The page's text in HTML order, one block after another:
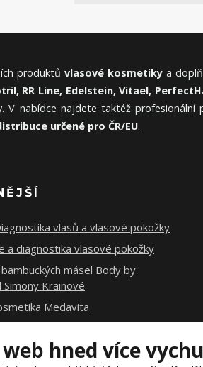
produktů vlasové kosmetikya
RR Line, Edelstein, Vitael,
V nabídce najdete taktéž
určené pro ČR/EU.
vlasů a vlasové pokožky
a diagnostika vlasové pokožky
másel Body by
Simony Krainové
Medavita
web hned více